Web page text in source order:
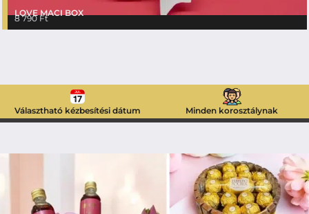
LOVE MACI BOX
8 790Ft
Választható kézbesítési dátum Minden korosztálynak